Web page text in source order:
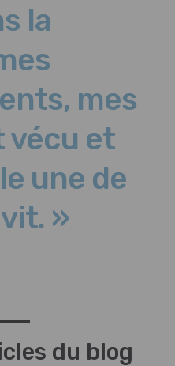
la
mes
vécu et
une de
»
du blog